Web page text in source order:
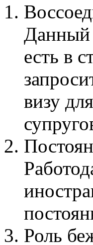
Данный
есть в
визу
Роль